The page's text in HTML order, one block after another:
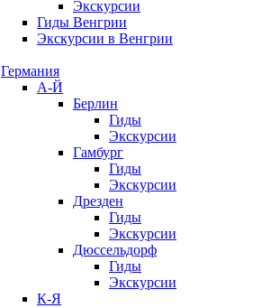
Экскурсии
Гиды Венгрии
Экскурсии в Венгрии
Германия
А-Й
Берлин
Гиды
Экскурсии
Гамбург
Гиды
Экскурсии
Дрезден
Гиды
Экскурсии
Дюссельдорф
Гиды
Экскурсии
К-Я